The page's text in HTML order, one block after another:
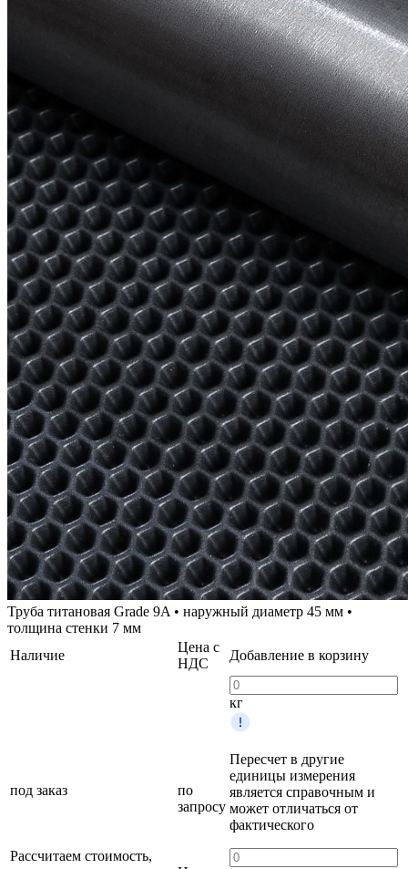
Труба титановая Grade 9A • наружный диаметр 45 мм •
толщина стенки 7 мм
Наличие
Цена с
НДС
Добавление в корзину
под заказ
Рассчитаем стоимость,
по
запросу
кг
Пересчет в другие
единицы измерения
является справочным и
может отличаться от
фактического